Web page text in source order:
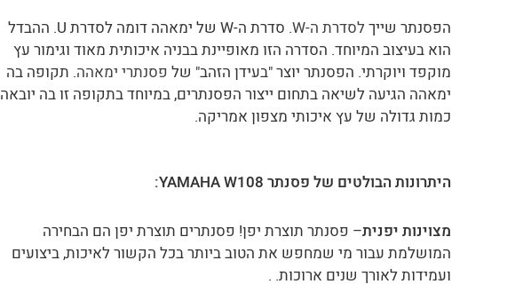
הפסנתר שייךלסדרת ה-W
. סדרת ה-W של ימאהה דומה לסדרת U. ההבדל
הוא בעיצוב המיוחד. הסדרה הזו מאופיינת בבניה איכותית מאוד וגימור עץ
מוקפד ויוקרתי. הפסנתר יוצר "בעידן הזהב" של פסנתרי ימאהה. תקופה בה
ימאהה הגיעה לשיאה בתחום ייצור הפסנתרים, במיוחד בתקופה זו בה יובאה
כמות גדולה של עץ איכותי מצפון אמריקה.
היתרונות הבולטים של פסנתר YAMAHA W108:
מצוינות יפנית– פסנתר תוצרת יפן! פסנתרים תוצרת יפן הם הבחירה
המושלמת עבור מי שמחפש את הטוב ביותר בכל הקשור לאיכות, ביצועים
ועמידות לאורך שנים ארוכות. .